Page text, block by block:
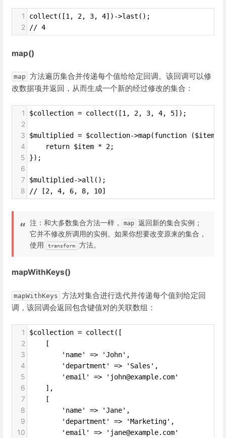
1 collect([1, 2, 3, 4])->last();
2 // 4
map()
map 方法遍历集合并传递每个值给给定回调。该回调可以修
改数据项并返回，从而生成一个新的经过修改的集合：
1 $collection = collect([1, 2, 3, 4, 5]);
2
3
$multiplied = $collection->map(function ($item,
4
    return $item * 2;
5 });
6
7
$multiplied->all();
8 // [2, 4, 6, 8, 10]
注：和大多数集合方法一样， map 返回新的集合实例；
它并不修改所调用的实例。如果你想要改变原来的集合，
使用
transform 方法。
mapWithKeys()
mapWithKeys 方法对集合进行迭代并传递每个值到给定回
调，该回调会返回包含键值对的关联数组：
1 $collection = collect([
2
    [
3
        'name' => 'John',
4
        'department' => 'Sales',
5
        'email' => 'john@example.com'
6
    ],
7
    [
8
        'name' => 'Jane',
9
        'department' => 'Marketing',
10
        'email' => 'jane@example.com'